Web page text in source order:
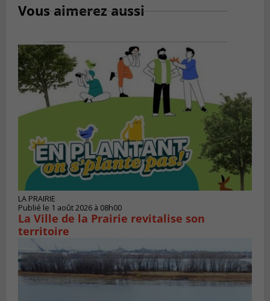
Vous aimerez aussi
LA PRAIRIE
Publié le 1 août 2026 à 08h00
La Ville de la Prairie revitalise son
territoire